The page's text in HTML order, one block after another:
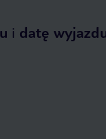
i datę